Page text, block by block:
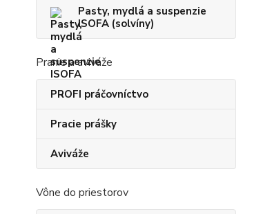
Pasty, mydlá a suspenzie
ISOFA (solvíny)
Pranie a aviváže
PROFI práčovníctvo
Pracie prášky
Aviváže
Vône do priestorov